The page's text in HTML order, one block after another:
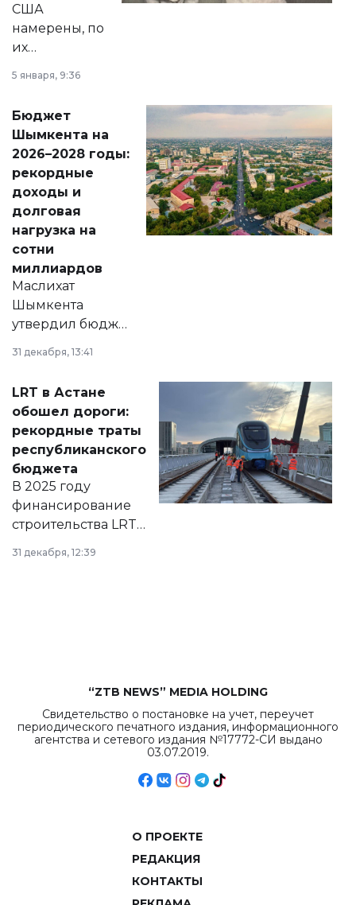
США
намерены, по
их
принести
народу
Венесуэлы.
5 января, 9:36
Бюджет
Шымкента на
2026–2028 годы:
рекордные
доходы и
долговая
нагрузка на
сотни
миллиардов
Маслихат
Шымкента
утвердил бюджет
города на 2026–
2028 годы.
документ
появился в базе
нормативных
правовых актов и
на сайте маслихат
города.
31 декабря, 13:41
LRT в Астане
обошел дороги:
рекордные траты
республиканского
бюджета
В 2025 году
финансирование
строительства LRT
в Астане из
республиканского
31 декабря, 12:39
“ZTB NEWS” MEDIA HOLDING
Свидетельство о постановке на учет, переучет
периодического печатного издания, информационного
агентства и сетевого издания №17772-СИ выдано
03.07.2019.
О ПРОЕКТЕ
РЕДАКЦИЯ
КОНТАКТЫ